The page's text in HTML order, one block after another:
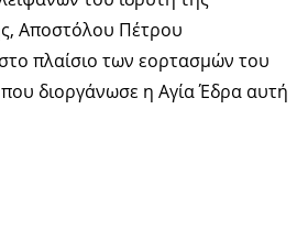
Αποστόλου Πέτρου
πλαίσιο των εορτασμών του
διοργάνωσε η Αγία Έδρα αυτή